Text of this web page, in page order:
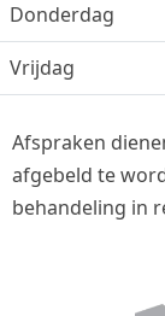
Donderdag
Vrijdag
Afspraken
afgebeld te
behandeling in